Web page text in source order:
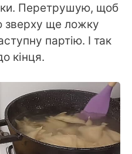
Перетрушую, щоб
зверху ще ложку
партію. І так
кінця.